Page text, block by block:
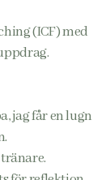
(ICF) med
jag får en lugn